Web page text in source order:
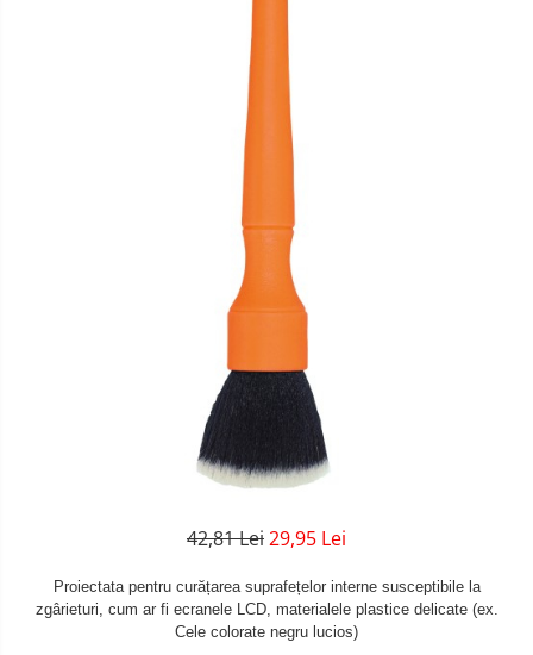
42,81 Lei29,95 Lei
Proiectata pentru curățarea suprafețelor interne susceptibile la
zgârieturi, cum ar fi ecranele LCD, materialele plastice delicate (ex.
Cele colorate negru lucios)